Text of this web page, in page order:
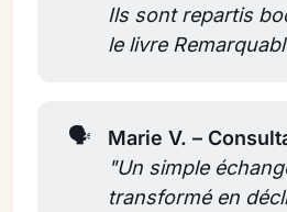
Ils sont repartis
le livre
🗣️
Marie V. –
"Un simple
transformé en